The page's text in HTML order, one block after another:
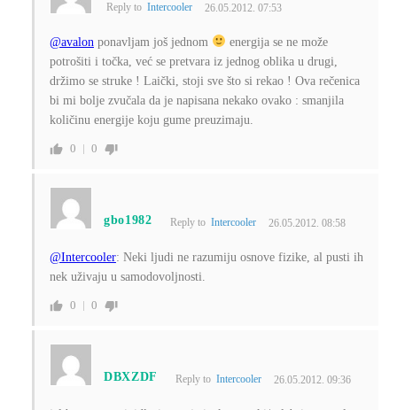
Reply to Intercooler 26.05.2012. 07:53
@avalonponavljam još jednom
energija se ne može
potrošiti i točka, već se pretvara iz jednog oblika u drugi,
držimo se struke ! Laički, stoji sve što si rekao ! Ova rečenica
bi mi bolje zvučala da je napisana nekako ovako : smanjila
količinu energije koju gume preuzimaju.
0 0
gbo1982 Reply to Intercooler 26.05.2012. 08:58
@Intercooler: Neki ljudi ne razumiju osnove fizike, al pusti ih
nek uživaju u samodovoljnosti.
0 0
DBXZDF Reply toIntercooler 26.05.2012. 09:36